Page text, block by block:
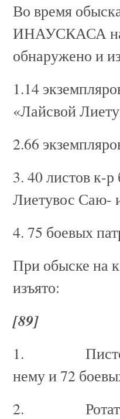
Во время
ИНАУСКАСА на
обнаружено и
1.14
«Лайсвой
2.66
3. 40 листов к-
Лиетувос Саю-
4. 75 боевых
При обыске
изъято:
[89]
1. Пистолет
нему и 72
2. Ротатор,